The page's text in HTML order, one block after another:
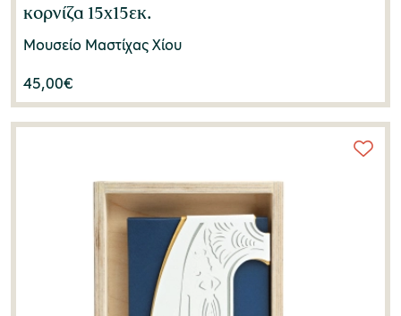
κορνίζα 15x15εκ.
Μουσείο Μαστίχας Χίου
45,00€